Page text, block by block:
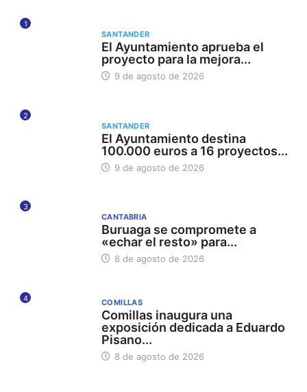
1
SANTANDER
El Ayuntamiento aprueba el
proyecto para la mejora...
9 de agosto de 2026
2
SANTANDER
El Ayuntamiento destina
100.000 euros a 16 proyectos...
9 de agosto de 2026
3
CANTABRIA
Buruaga se compromete a
«echar el resto» para...
8 de agosto de 2026
4 COMILLAS
Comillas inaugura una
exposición dedicada a Eduardo
Pisano...
8 de agosto de 2026